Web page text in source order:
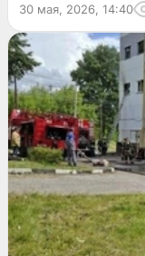
30 мая, 2026, 14:40